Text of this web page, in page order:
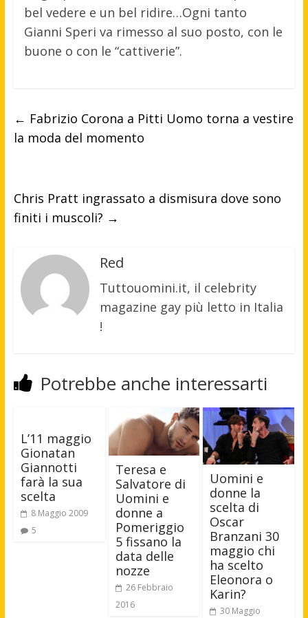
bel vedere e un bel ridire…Ogni tanto
Gianni Speri va rimesso al suo posto, con le
buone o con le “cattiverie”.
← Fabrizio Corona a Pitti Uomo torna a vestire
la moda del momento
Chris Pratt ingrassato a dismisura dove sono
finiti i muscoli? →
Red
Tuttouomini.it, il celebrity
magazine gay più letto in Italia
!
Potrebbe anche interessarti
L’11 maggio
Gionatan
Giannotti
farà la sua
scelta
8 Maggio 2009
5
Teresa e
Salvatore di
Uomini e
donne a
Pomeriggio
5 fissano la
data delle
nozze
26 Febbraio
2016
Uomini e
donne la
scelta di
Oscar
Branzani 30
maggio chi
ha scelto
Eleonora o
Karin?
30 Maggio